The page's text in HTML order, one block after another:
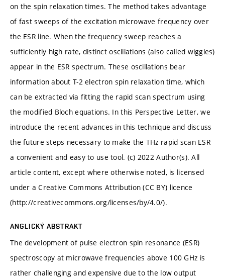
on the spin relaxation times. The method takes advantage
of fast sweeps of the excitation microwave frequency over
the ESR line. When the frequency sweep reaches a
sufficiently high rate, distinct oscillations (also called wiggles)
appear in the ESR spectrum. These oscillations bear
information about T-2 electron spin relaxation time, which
can be extracted via fitting the rapid scan spectrum using
the modified Bloch equations. In this Perspective Letter, we
introduce the recent advances in this technique and discuss
the future steps necessary to make the THz rapid scan ESR
a convenient and easy to use tool. (c) 2022 Author(s). All
article content, except where otherwise noted, is licensed
under a Creative Commons Attribution (CC BY) licence
(http://creativecommons.org/licenses/by/4.0/).
ANGLICKÝ ABSTRAKT
The development of pulse electron spin resonance (ESR)
spectroscopy at microwave frequencies above 100 GHz is
rather challenging and expensive due to the low output